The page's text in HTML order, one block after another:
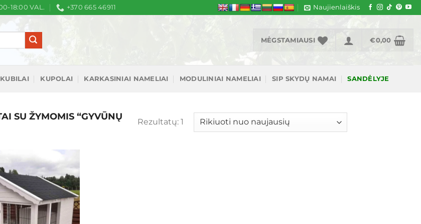
18:00 VAL. +370 665 46911 Naujienlaiškis
MĖGSTAMIAUSI €0,00
KUBILAI KUPOLAI KARKASINIAI NAMELIAI MODULINIAI NAMELIAI SIP SKYDŲ NAMAI SANDĖLYJE
SU ŽYMOMIS “GYVŪNŲ
Rezultatų: 1
Mėgstamiausias